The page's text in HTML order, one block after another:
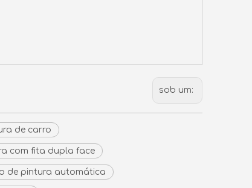
sob um:
de carro
com fita dupla face
de pintura automática